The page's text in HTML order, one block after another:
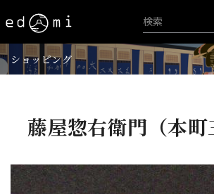
ショッピング
藤屋惣右衛門（本町
+